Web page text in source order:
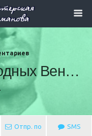
Вен…
Отпр. по
SMS